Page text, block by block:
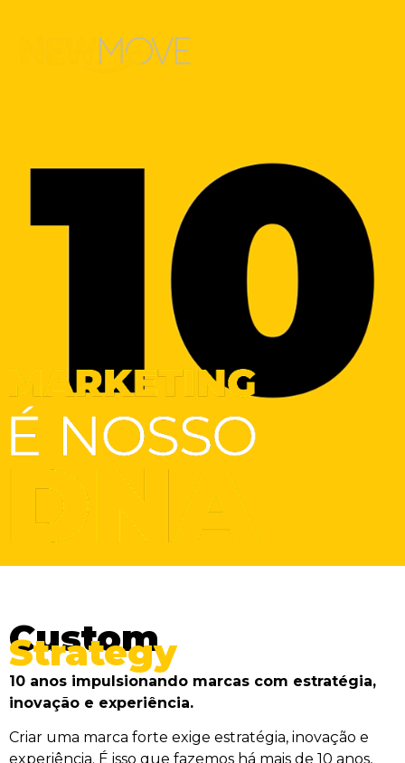
Custom
Strategy
10 anos impulsionando marcas com estratégia,
inovação e experiência.
Criar uma marca forte exige estratégia, inovação e
experiência. É isso que fazemos há mais de 10 anos,